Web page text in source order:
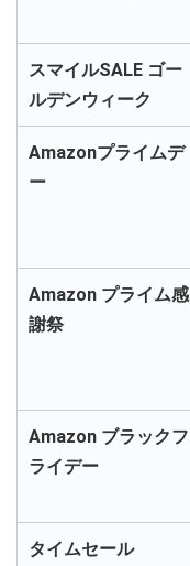
スマイルSALE ゴー
ルデンウィーク
Amazonプライムデ
ー
Amazon プライム感
謝祭
Amazon ブラックフ
ライデー
タイムセール